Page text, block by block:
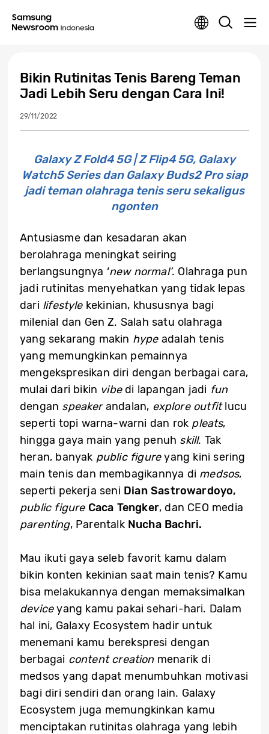
Bikin Rutinitas Tenis Bareng Teman
Jadi Lebih Seru dengan Cara Ini!
29/11/2022
Galaxy Z Fold4 5G | Z Flip4 5G, Galaxy
Watch5 Series dan Galaxy Buds2 Pro siap
jadi teman olahraga tenis seru sekaligus
ngonten
Antusiasme dan kesadaran akan
berolahraga meningkat seiring
berlangsungnya ‘new normal’. Olahraga pun
jadi rutinitas menyehatkan yang tidak lepas
dari lifestyle kekinian, khususnya bagi
milenial dan Gen Z. Salah satu olahraga
yang sekarang makin hypeadalah tenis
yang memungkinkan pemainnya
mengekspresikan diri dengan berbagai cara,
mulai dari bikin vibedi lapangan jadi fun
dengan speakerandalan, explore outfitlucu
seperti topi warna-warni dan rok pleats,
hingga gaya main yang penuh skill. Tak
heran, banyak public figureyang kini sering
main tenis dan membagikannya di medsos,
seperti pekerja seni Dian Sastrowardoyo,
public figure Caca Tengker, dan CEO media
parenting, Parentalk Nucha Bachri.
Mau ikuti gaya seleb favorit kamu dalam
bikin konten kekinian saat main tenis? Kamu
bisa melakukannya dengan memaksimalkan
deviceyang kamu pakai sehari-hari. Dalam
hal ini, Galaxy Ecosystem hadir untuk
menemani kamu berekspresi dengan
berbagai content creationmenarik di
medsos yang dapat menumbuhkan motivasi
bagi diri sendiri dan orang lain. Galaxy
Ecosystem juga memungkinkan kamu
menciptakan rutinitas olahraga yang lebih